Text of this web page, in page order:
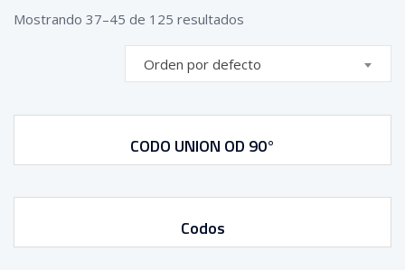
Mostrando 37–45 de 125 resultados
Orden por defecto
CODO UNION OD 90°
Codos